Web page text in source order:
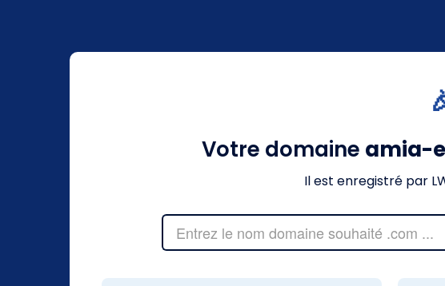
Votre domaine amia-
Il est enregistré par